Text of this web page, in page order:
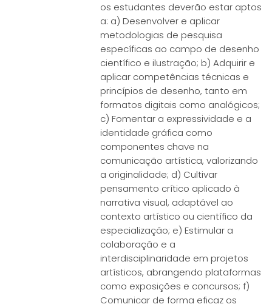
os estudantes deverão estar aptos
a: a) Desenvolver e aplicar
metodologias de pesquisa
específicas ao campo de desenho
científico e ilustração; b) Adquirir e
aplicar competências técnicas e
princípios de desenho, tanto em
formatos digitais como analógicos;
c) Fomentar a expressividade e a
identidade gráfica como
componentes chave na
comunicação artística, valorizando
a originalidade; d) Cultivar
pensamento crítico aplicado à
narrativa visual, adaptável ao
contexto artístico ou científico da
especialização; e) Estimular a
colaboração e a
interdisciplinaridade em projetos
artísticos, abrangendo plataformas
como exposições e concursos; f)
Comunicar de forma eficaz os